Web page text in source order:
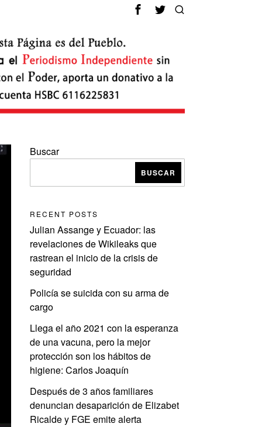
Buscar
BUSCAR
RECENT POSTS
Julian Assange y Ecuador: las
revelaciones de Wikileaks que
rastrean el inicio de la crisis de
seguridad
Policía se suicida con su arma de
cargo
Llega el año 2021 con la esperanza
de una vacuna, pero la mejor
protección son los hábitos de
higiene: Carlos Joaquín
Después de 3 años familiares
denuncian desaparición de Elizabet
Ricalde y FGE emite alerta